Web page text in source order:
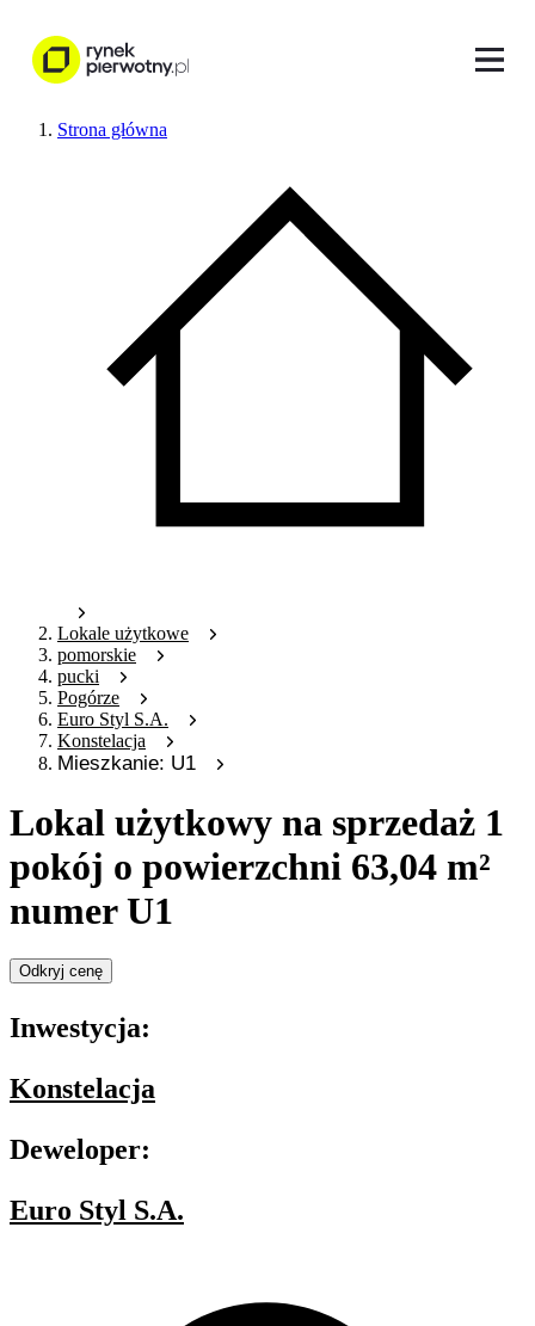
Strona główna
Lokale użytkowe
pomorskie
pucki
Pogórze
Euro Styl S.A.
Konstelacja
Mieszkanie: U1
Lokal użytkowy na sprzedaż 1
pokój o powierzchni 63,04 m²
numer U1
Odkryj cenę
Inwestycja:
Konstelacja
Deweloper:
Euro Styl S.A.